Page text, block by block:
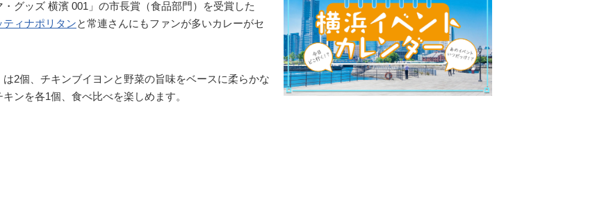
グッズ 横濱 001」の市長賞（食品部門）を受賞した
ティナポリタンと常連さんにもファンが多いカレーがセ
2個、チキンブイヨンと野菜の旨味をベースに柔らかな
ンを各1個、食べ比べを楽しめます。